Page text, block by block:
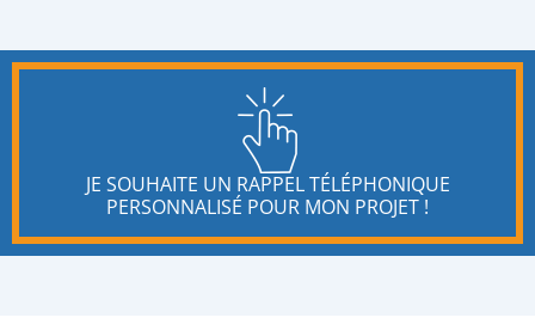
JE SOUHAITE UN RAPPEL TÉLÉPHONIQUE
PERSONNALISÉ POUR MON PROJET !